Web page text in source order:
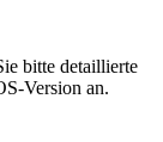
bitte detaillierte
Version an.